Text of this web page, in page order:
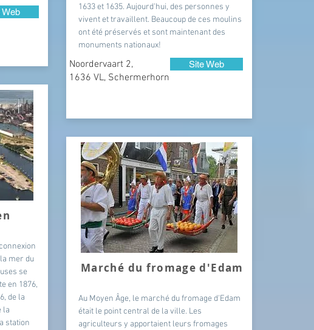
Web
mer du
se
en 1876,
de la
la
station
1633 et 1635. Aujourd'hui, des personnes y
vivent et travaillent. Beaucoup de ces moulins
ont été préservés et sont maintenant des
monuments nationaux!
Noordervaart 2,
1636 VL, Schermerhorn
Site Web
Marché du fromage d'Edam
Au Moyen Âge, le marché du fromage d'Edam
était le point central de la ville. Les
agriculteurs y apportaient leurs fromages